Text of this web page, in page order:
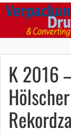
K 2016